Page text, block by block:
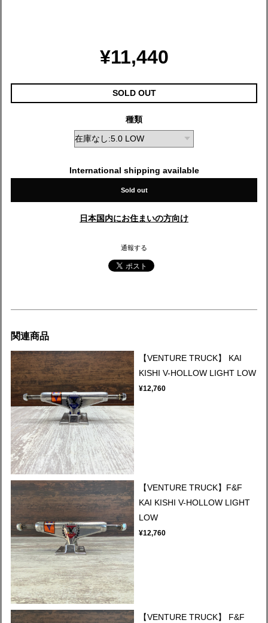
¥11,440
SOLD OUT
種類
International shipping available
Sold out
日本国内にお住まいの方向け
通報する
関連商品
【VENTURE TRUCK】 KAI
KISHI V-HOLLOW LIGHT LOW
¥12,760
【VENTURE TRUCK】F&F
KAI KISHI V-HOLLOW LIGHT
LOW
¥12,760
【VENTURE TRUCK】 F&F